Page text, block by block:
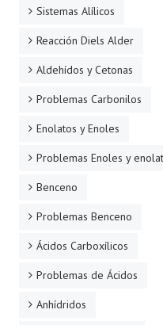
Sistemas Alílicos
Reacción Diels Alder
Aldehídos y Cetonas
Problemas Carbonilos
Enolatos y Enoles
Problemas Enoles y
Benceno
Problemas Benceno
Ácidos Carboxílicos
Problemas de Ácidos
Anhídridos